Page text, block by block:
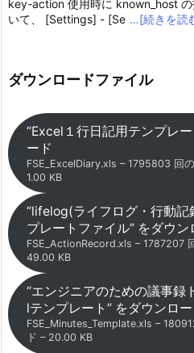
key-action 使用時に known_host
いて、 [Settings] - [Se …[続きを読
ダウンロードファイル
“Excel１行日記用テンプレー
ード
FSE_ExcelDiary.xls – 1795803 回
1.00 KB
“lifelog(ライフログ・行動記
プレートファイル” をダウン
FSE_ActionRecord.xls – 1787207
49.00 KB
“エンジニアのための議事録
lテンプレート” をダウンロー
FSE_Minutes_Template.xls –
ド – 20.00 KB